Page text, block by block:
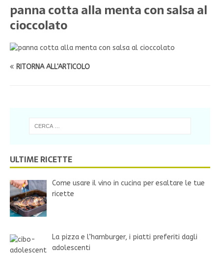
panna cotta alla menta con salsa al
cioccolato
RITORNA ALL'ARTICOLO
ULTIME RICETTE
Come usare il vino in cucina per esaltare le tue
ricette
La pizza e l’hamburger, i piatti preferiti dagli
adolescenti